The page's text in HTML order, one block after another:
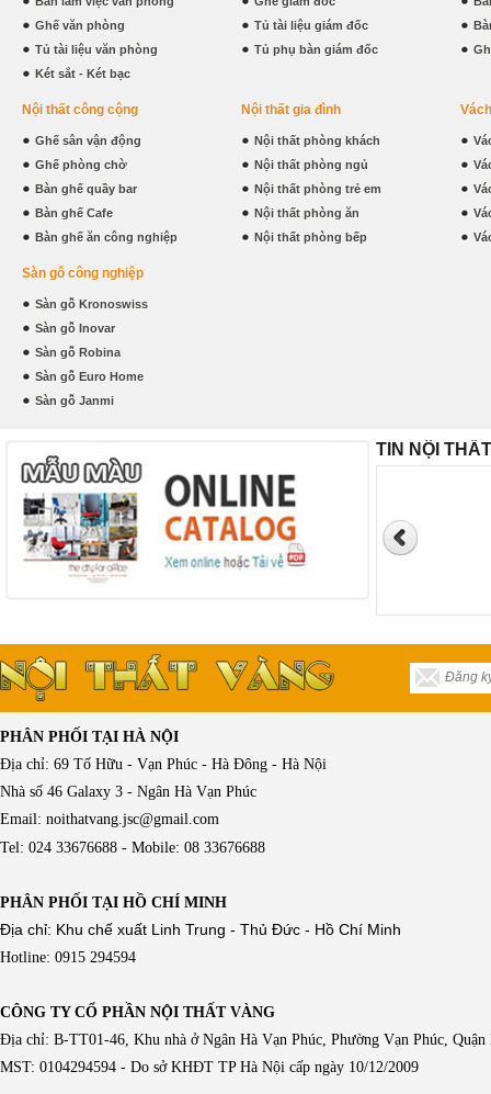
Ghế văn phòng
Tủ tài liệu văn phòng
Két sắt - Két bạc
Tủ tài liệu giám đốc
Tủ phụ bàn giám đốc
Nội thất công cộng
Ghế sân vận động
Ghế phòng chờ
Bàn ghế quầy bar
Bàn ghế Cafe
Bàn ghế ăn công nghiệp
Nội thất gia đình
Nội thất phòng khách
Nội thất phòng ngủ
Nội thất phòng trẻ em
Nội thất phòng ăn
Nội thất phòng bếp
Sàn gỗ công nghiệp
Sàn gỗ Kronoswiss
Sàn gỗ Inovar
Sàn gỗ Robina
Sàn gỗ Euro Home
Sàn gỗ Janmi
TIN NỘI
PHÂN PHỐI TẠI HÀ NỘI
Địa chỉ: 69 Tố Hữu - Vạn Phúc - Hà Đông - Hà Nội
Nhà số 46 Galaxy 3 - Ngân Hà Vạn Phúc
Email: noithatvang.jsc@gmail.com
Tel: 024 33676688 - Mobile: 08 33676688
PHÂN PHỐI TẠI HỒ CHÍ MINH
Địa chỉ: Khu chế xuất Linh Trung - Thủ Đức - Hồ Chí Minh
Hotline: 0915 294594
CÔNG TY CỔ PHẦN NỘI THẤT VÀNG
Địa chỉ: B-TT01-46, Khu nhà ở Ngân Hà Vạn Phúc, Phường Vạn Phúc,
MST: 0104294594 - Do sở KHĐT TP Hà Nội cấp ngày 10/12/2009